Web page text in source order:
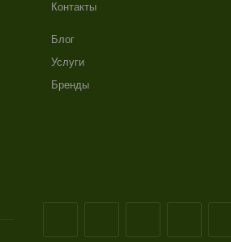
Контакты
Блог
Услуги
Бренды